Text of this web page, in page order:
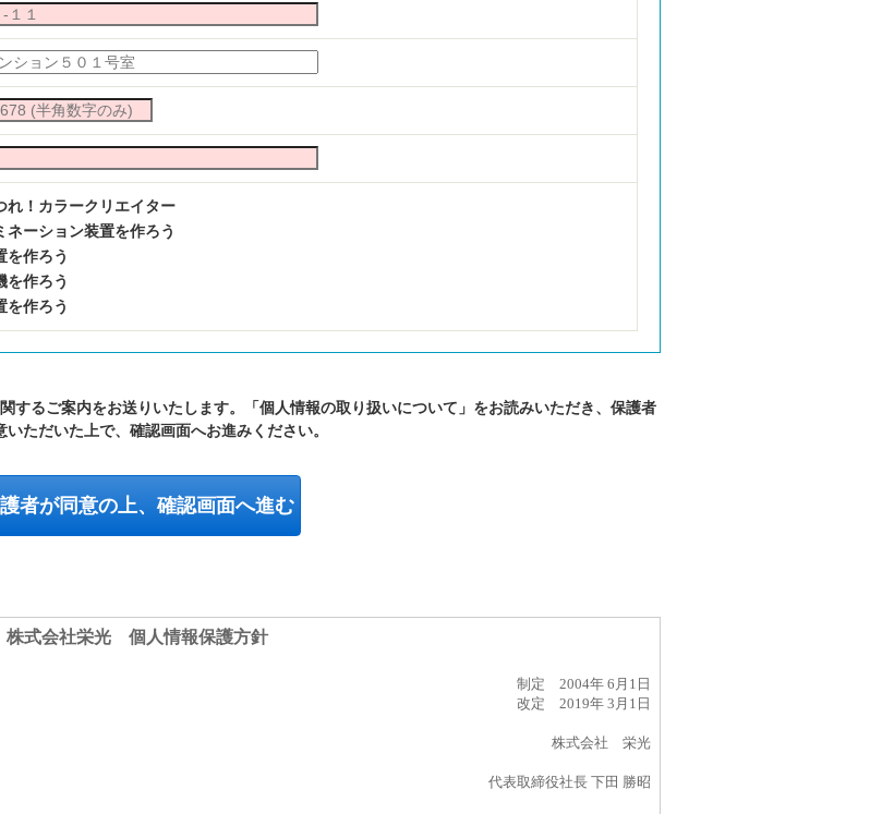
れ！カラークリエイター
ネーション装置を作ろう
を作ろう
を作ろう
を作ろう
するご案内をお送りいたします。「個人情報の取り扱いについて」をお読みいただき、保護者
いただいた上で、確認画面へお進みください。